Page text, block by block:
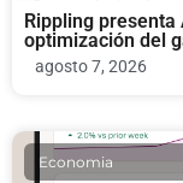
Rippling presenta
optimización del
agosto 7, 2026
Economia